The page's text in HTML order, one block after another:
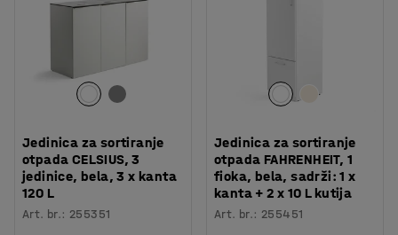
Jedinica za sortiranje
otpada CELSIUS, 3
jedinice, bela, 3 x kanta
120 L
Art. br.: 255351
Jedinica za sortiranje
otpada FAHRENHEIT, 1
fioka, bela, sadrži: 1 x
kanta + 2 x 10 L kutija
Art. br.: 255451